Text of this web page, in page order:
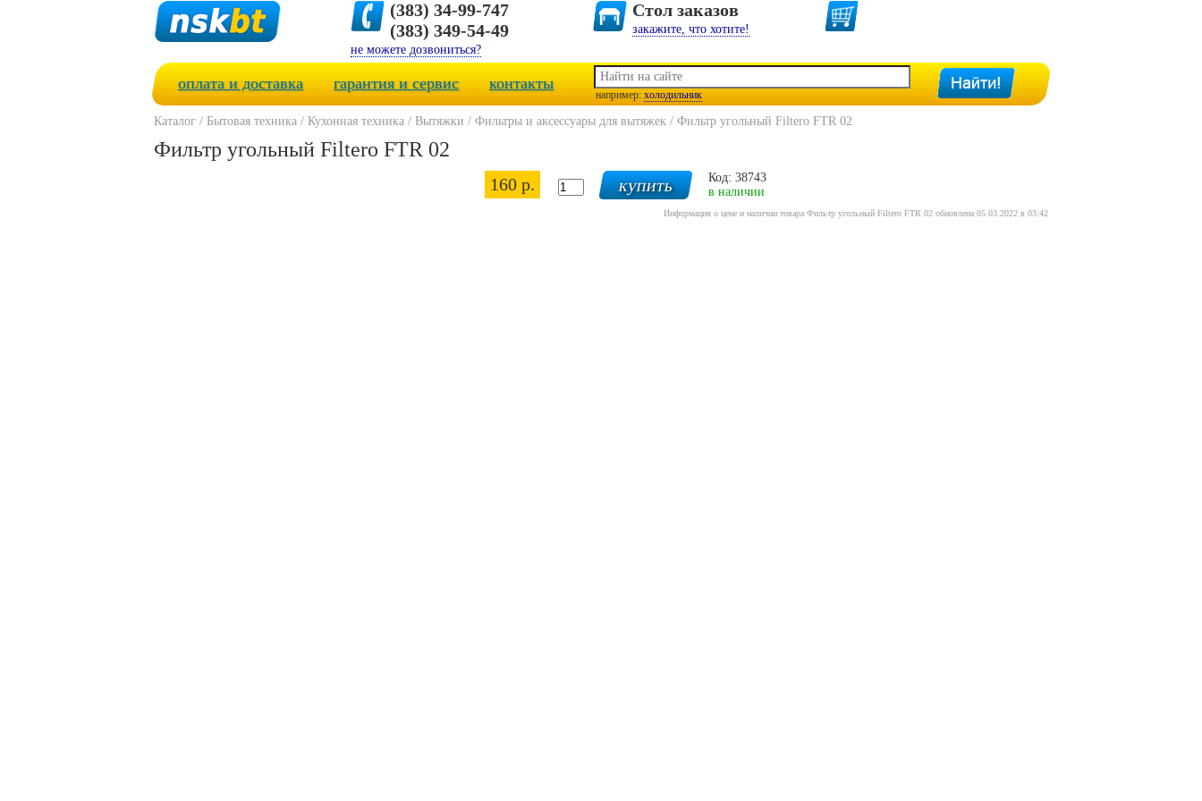
(383) 34-99-747
(383) 349-54-49
не можете дозвониться?
Стол заказов
закажите, что хотите!
оплата и доставка гарантия и сервис контакты
например: холодильник
Каталог / Бытовая техника / Кухонная техника / Вытяжки / Фильтры и аксессуары для вытяжек / Фильтр угольный Filtero FTR 02
Фильтр угольный Filtero FTR 02
160 р.
Код: 38743
в наличии
Информация о цене и наличии товара Фильтр угольный Filtero FTR 02 обновлена 05.03.2022 в 03:42